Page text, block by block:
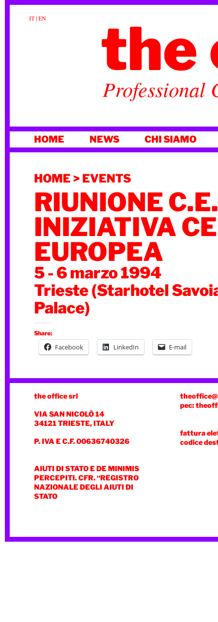
IT|EN the
Professional
AL
HOME NEWS CHI SIAMO
HOME > EVENTS
RIUNIONE
INIZIATIVA
EUROPEA
5 - 6 marzo 1994
Trieste (Starhotel
Palace)
Share:
Facebook LinkedIn E-mail
the office srl
VIA SAN NICOLÒ 14
34121 TRIESTE, ITALY
P. IVA E C.F. 00636740326
AIUTI DI STATO E DE MINIMIS
PERCEPITI. CFR. “REGISTRO
NAZIONALE DEGLI AIUTI DI
STATO
pec:
fattura
codice